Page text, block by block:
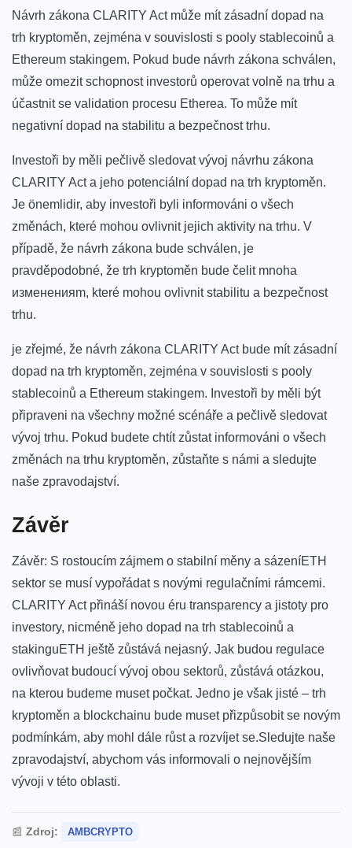
Návrh ‍zákona ⁤CLARITY Act​ může mít zásadní dopad na ​
trh kryptoměn, zejména v souvislosti s pooly stablecoinů ⁤a
⁢Ethereum​ stakingem.​ Pokud ⁤bude návrh zákona schválen,
může omezit ⁤schopnost⁤ investorů‌ operovat volně na trhu ⁢a​
účastnit se validation procesu Etherea. To může ‍mít
⁤negativní​ dopad‍ na stabilitu a bezpečnost trhu.
Investoři by měli ⁣pečlivě sledovat vývoj návrhu⁢ zákona
CLARITY Act a jeho⁣ potenciální dopad na ‌trh kryptoměn.
Je önemlidir, aby investoři ⁤byli ‌informováni‍ o všech
změnách, které mohou ovlivnit‍ jejich aktivity⁣ na ⁢trhu.⁢ V
případě, že⁣ návrh zákona bude⁣ schválen, je
‌pravděpodobné,⁣ že ‌trh kryptoměn bude čelit mnoha
измененияm, které mohou ovlivnit stabilitu a bezpečnost
trhu.
je zřejmé, že návrh zákona CLARITY Act bude ‍mít zásadní
dopad na trh ​kryptoměn, zejména v souvislosti s pooly
stablecoinů​ a Ethereum ⁤stakingem. Investoři by měli být
připraveni na všechny možné scénáře ‌a pečlivě sledovat
vývoj ‌trhu. Pokud budete chtít zůstat informováni⁣ o ‌všech
změnách na trhu kryptoměn, zůstaňte s námi a sledujte
naše ⁤zpravodajství. ⁤
Závěr
Závěr: S rostoucím zájmem o stabilní‍ měny​ a sázeníETH
sektor se musí vypořádat s novými regulačními rámcemi.⁢
CLARITY Act⁤ přináší novou éru transparency⁤ a jistoty⁣ pro
investory, nicméně jeho ‍dopad na trh stablecoinů a
‌stakinguETH ještě zůstává nejasný. Jak budou regulace⁣
ovlivňovat budoucí ⁣vývoj obou sektorů, zůstává otázkou,
na ‌kterou​ budeme muset počkat. ⁢Jedno je však​ jisté – trh
⁢kryptoměn a blockchainu bude muset přizpůsobit se novým
podmínkám, aby mohl dále růst‌ a ⁤rozvíjet se.Sledujte​ naše
zpravodajství, abychom vás informovali o nejnovějším
vývoji v⁣ této oblasti.
📰 Zdroj: AMBCRYPTO